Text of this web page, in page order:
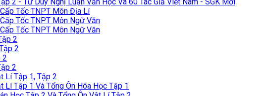
Tốc TNPT Môn Địa Lí
Tốc TNPT Môn Ngữ Văn
Tốc TNPT Môn Ngữ Văn
2
2
2
2
Lí Tập 1, Tập 2
Lí Tập 1 Và Tổng Ôn Hóa Học Tập 1